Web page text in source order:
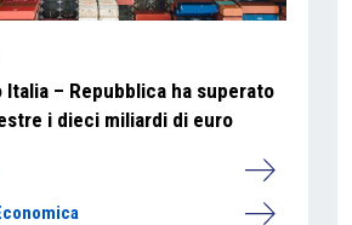
Italia – Repubblica ha superato
i dieci miliardi di euro